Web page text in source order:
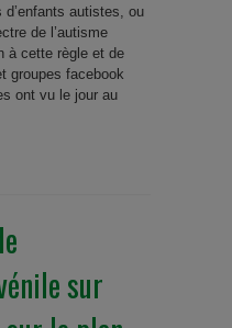
d’enfants autistes, ou
de l’autisme
à cette règle et de
groupes facebook
ont vu le jour au
sur